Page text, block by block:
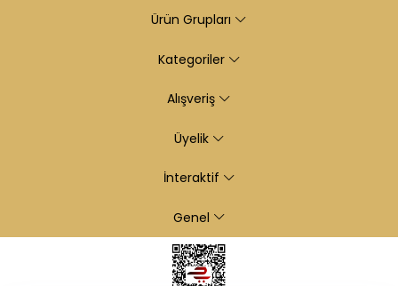
Ürün Grupları
Kategoriler
Alışveriş
Üyelik
İnteraktif
Genel